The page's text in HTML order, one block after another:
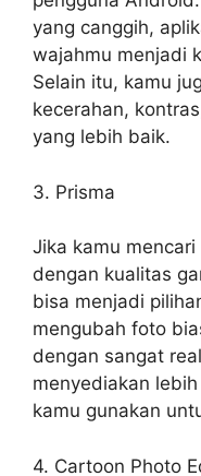
yang canggih,
wajahmu menjadi
Selain itu, kamu
kecerahan,
yang lebih baik.
3. Prisma
Jika kamu
dengan kualitas
bisa menjadi
mengubah foto
dengan sangat
menyediakan
kamu gunakan
4. Cartoon Photo